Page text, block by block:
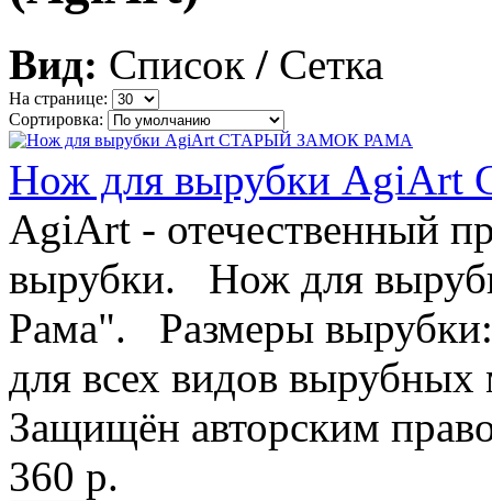
Вид: Список / Сетка
На странице:
Сортировка:
Нож для вырубки
AgiArt - отечественный
вырубки. Нож для
Рама". Размеры
для всех видов
Защищён авторским
360 р.